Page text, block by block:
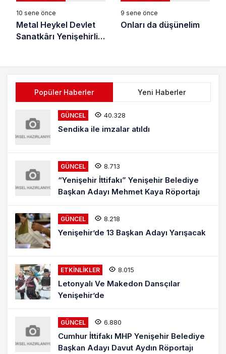
10 sene önce
Metal Heykel Devlet
Sanatkârı Yenişehirli
9 sene önce
Onları da düşünelim
Popüler Haberler Yeni Haberler
GÜNCEL 40.328
Sendika ile imzalar atıldı
GÜNCEL 8.713
“Yenişehir İttifakı” Yenişehir Belediye
Başkan Adayı Mehmet Kaya Röportajı
GÜNCEL 8.218
Yenişehir’de 13 Başkan Adayı Yarışacak
ETKINLIKLER 8.015
Letonyalı Ve Makedon Dansçılar
Yenişehir’de
GÜNCEL 6.880
Cumhur İttifakı MHP Yenişehir Belediye
Başkan Adayı Davut Aydın Röportajı